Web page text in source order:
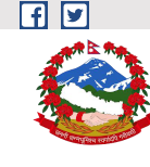
Skip to main content